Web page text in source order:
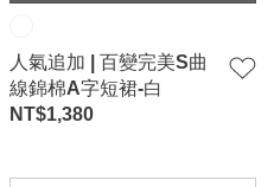
人氣追加 | 百變完美S曲
線錦棉A字短裙-白
NT$1,380